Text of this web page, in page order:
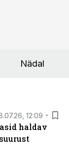
Nädal
12:09
haldav